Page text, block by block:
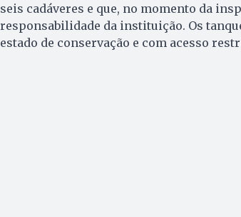
seis cadáveres e que, no momento da
responsabilidade da instituição. Os
estado de conservação e com acesso